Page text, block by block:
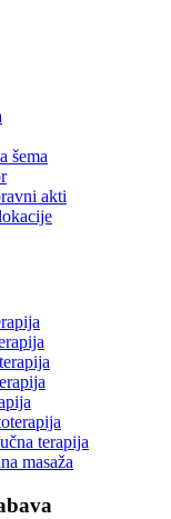
šema
akti
terapija
masaža